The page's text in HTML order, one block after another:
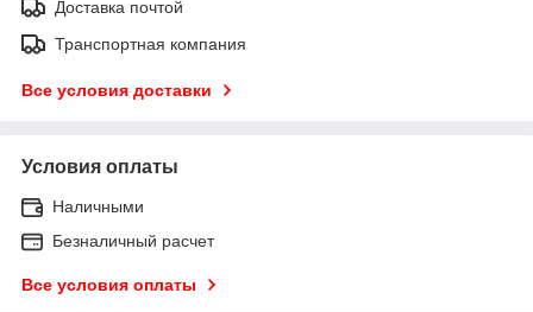
Доставка почтой
Транспортная компания
Все условия доставки
Условия оплаты
Наличными
Безналичный расчет
Все условия оплаты